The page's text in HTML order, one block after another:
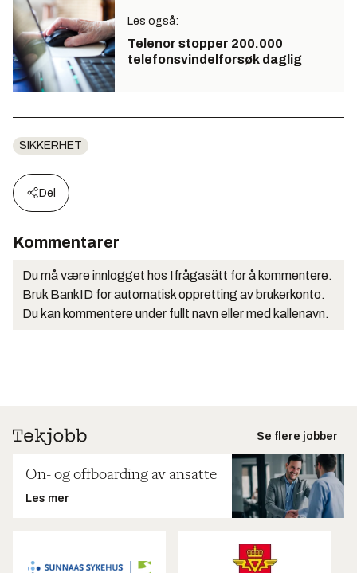
Les også:
Telenor stopper 200.000
telefonsvindelforsøk daglig
SIKKERHET
Del
Kommentarer
Du må være innlogget hos Ifrågasätt for å kommentere.
Bruk BankID for automatisk oppretting av brukerkonto.
Du kan kommentere under fullt navn eller med kallenavn.
Se flere jobber
On- og offboarding av ansatte
Les mer